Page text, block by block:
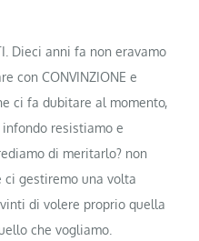
Dieci anni fa non eravamo
con CONVINZIONE e
ci fa dubitare al momento,
resistiamo e
di meritarlo? non
ci gestiremo una volta
di volere proprio quella
che vogliamo.